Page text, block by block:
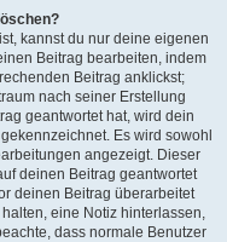
kannst du nur deine eigenen
Beitrag bearbeiten, indem
Beitrag anklickst;
nach seiner Erstellung
geantwortet hat, wird dein
Es wird sowohl
angezeigt. Dieser
deinen Beitrag geantwortet
deinen Beitrag überarbeitet
eine Notiz hinterlassen,
dass normale Benutzer